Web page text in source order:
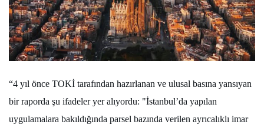
“4 yıl önce TOKİ tarafından hazırlanan ve ulusal basına yansıyan
bir raporda şu ifadeler yer alıyordu: "İstanbul’da yapılan
uygulamalara bakıldığında parsel bazında verilen ayrıcalıklı imar